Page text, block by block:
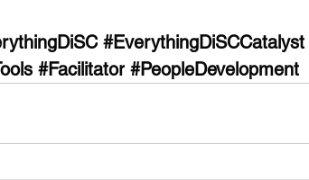
#EverythingDiSCCatalyst
#Facilitator #PeopleDevelopment